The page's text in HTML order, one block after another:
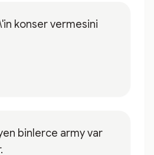
konser vermesini
binlerce army var